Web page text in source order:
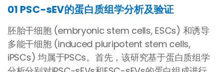
01 PSC-sEV的蛋白质组学分析及验证
胚胎干细胞 (embryonic stem cells, ESCs) 和诱导
多能干细胞 (induced pluripotent stem cells,
iPSCs) 均属于PSCs。首先，该研究基于蛋白质组学